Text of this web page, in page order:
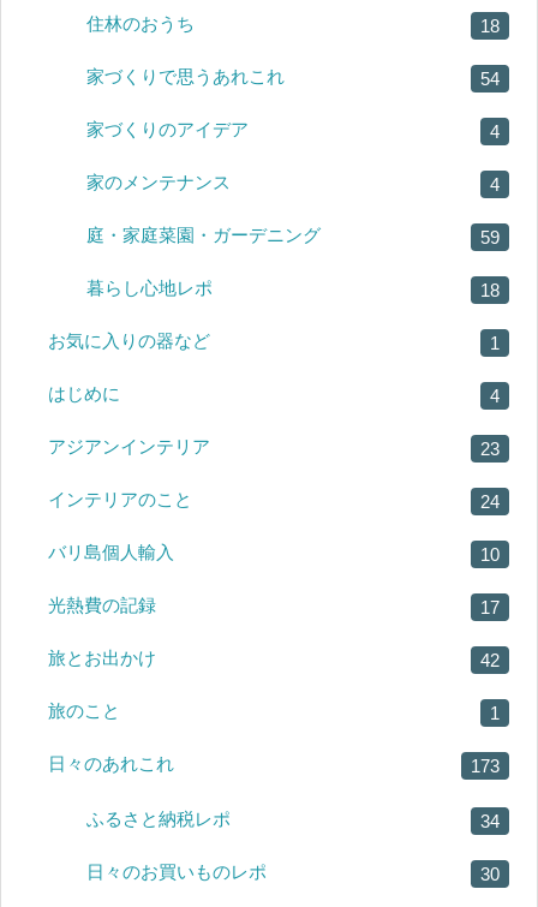
住林のおうち 18
家づくりで思うあれこれ 54
家づくりのアイデア 4
家のメンテナンス 4
庭・家庭菜園・ガーデニング 59
暮らし心地レポ 18
お気に入りの器など 1
はじめに 4
アジアンインテリア 23
インテリアのこと 24
バリ島個人輸入 10
光熱費の記録 17
旅とお出かけ 42
旅のこと 1
日々のあれこれ 173
ふるさと納税レポ 34
日々のお買いものレポ 30